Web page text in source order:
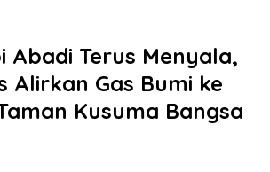
Abadi Terus Menyala,
Alirkan Gas Bumi ke
Kusuma Bangsa